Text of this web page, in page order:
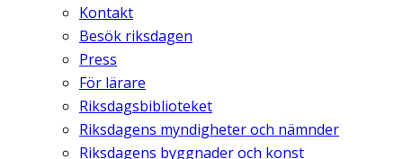
Kontakt
Besök riksdagen
Press
För lärare
Riksdagsbiblioteket
Riksdagens myndigheter och nämnder
Riksdagens byggnader och konst